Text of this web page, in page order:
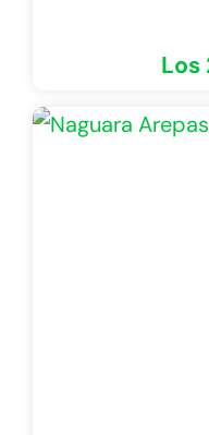
Los